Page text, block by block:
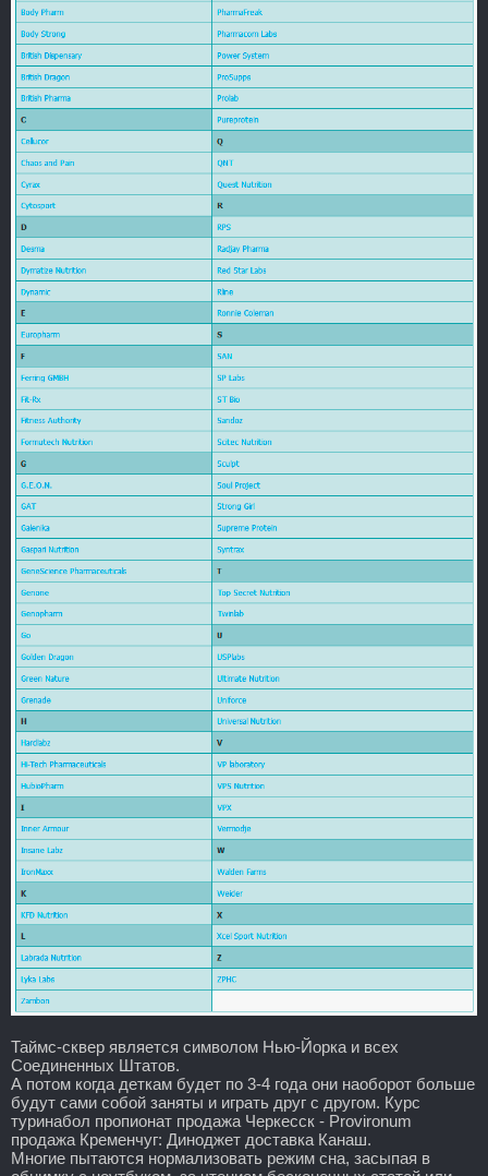
Таймс-сквер является символом Нью-Йорка и всех
Соединенных Штатов.
А потом когда деткам будет по 3-4 года они наоборот больше
будут сами собой заняты и играть друг с другом. Курс
туринабол пропионат продажа Черкесск - Provironum
продажа Кременчуг: Диноджет доставка Канаш.
Многие пытаются нормализовать режим сна, засыпая в